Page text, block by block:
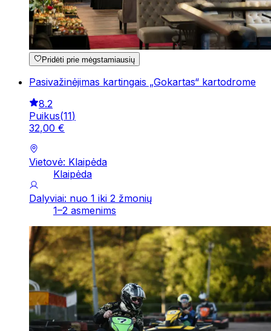
Pridėti prie mėgstamiausių
Pasivažinėjimas kartingais „Gokartas“ kartodrome
8.2
Puikus(11)
32,00 €
Vietovė: Klaipėda
Klaipėda
Dalyviai: nuo 1 iki 2 žmonių
1–2 asmenims